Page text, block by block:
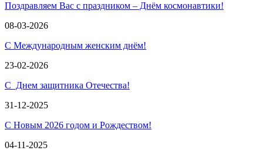
Поздравляем Вас с праздником – Днём космонавтики!
08-03-2026
С Международным женским днём!
23-02-2026
С Днем защитника Отечества!
31-12-2025
С Новым 2026 годом и Рождеством!
04-11-2025